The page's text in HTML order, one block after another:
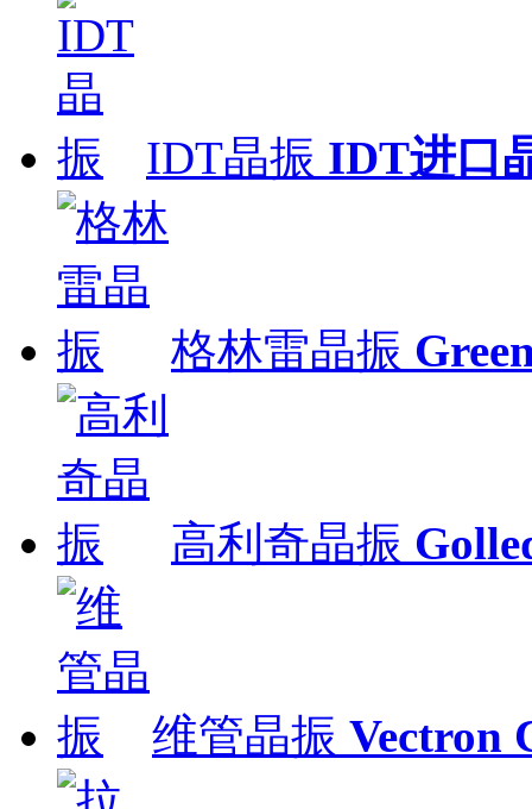
IDT晶振 IDT进口
格林雷晶振
高利奇晶振
维管晶振 Vectron